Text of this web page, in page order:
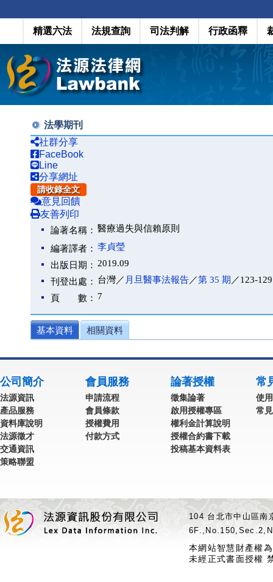
精選六法 法規查詢 司法判解 行政函釋
法學期刊
社群分享
FaceBook
Line
分享網址
請收錄全文
意見回饋
友善列印
論著名稱： 醫療過失與信賴原則
編著譯者： 李貞瑩
出版日期： 2019.09
刊登出處： 台灣／ 月旦醫事法報告／第 35 期 ／123-
頁 數： 7
基本資料 相關資料
公司簡介
法源資訊
產品服務
資料庫說明
法源徵才
交通資訊
策略聯盟
會員服務
申請流程
會員條款
授權費用
付款方式
論著授權
徵集論著
啟用授權專區
權利金計算說明
授權合約書下載
投稿基本資料表
常
使
常
104 台北市中山區
本網站智慧財產權
未經正式書面授權